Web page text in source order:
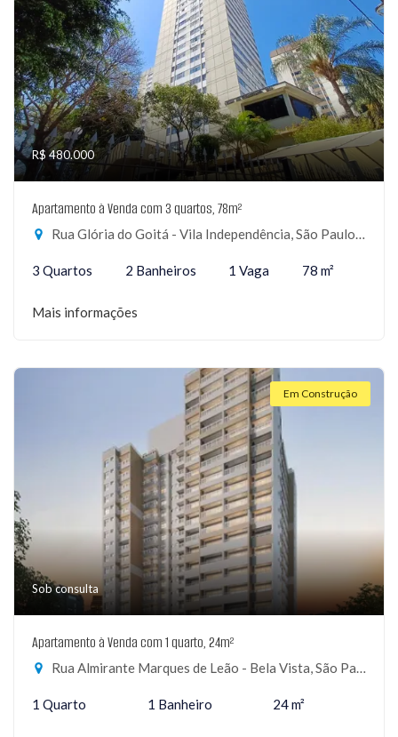
R$ 480.000
Apartamento à Venda com 3 quartos, 78m²
Rua Glória do Goitá - Vila Independência, São Paulo-SP
3 Quartos 2 Banheiros 1 Vaga 78 m²
Mais informações
Em Construção
Sob consulta
Apartamento à Venda com 1 quarto, 24m²
Rua Almirante Marques de Leão - Bela Vista, São Paulo-SP
1 Quarto 1 Banheiro 24 m²